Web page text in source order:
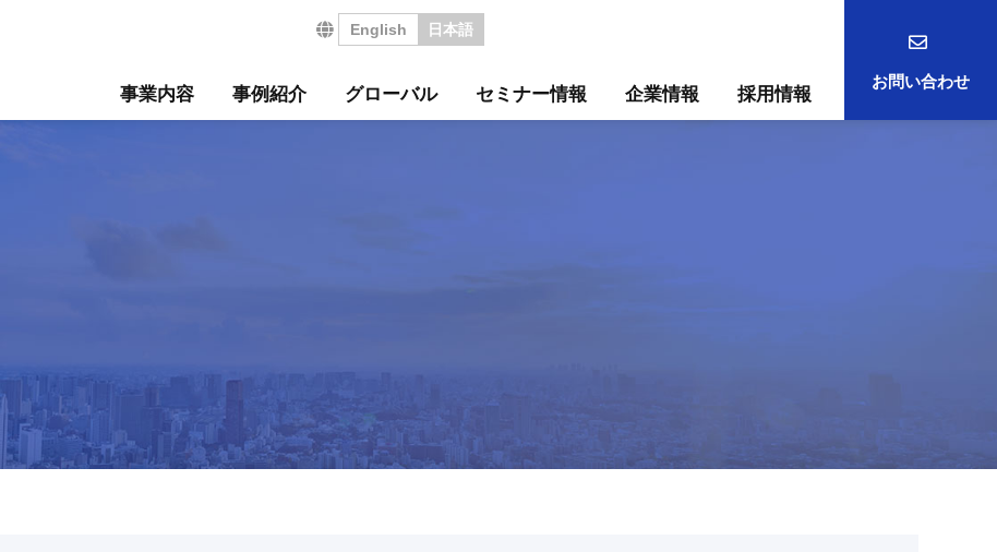
English 日本語
事業内容 事例紹介 グローバル セミナー情報 企業情報 採用情報
お問い合わせ